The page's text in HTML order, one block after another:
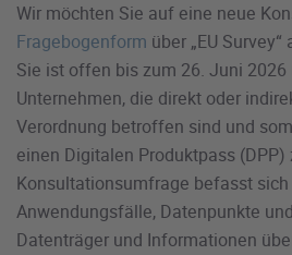
Wir möchten Sie auf eine neue
Fragebogenform über „EU
Sie ist offen bis zum 26. Juni
Unternehmen, die direkt oder
Verordnung betroffen sind und
einen Digitalen Produktpass
Konsultationsumfrage befasst
Anwendungsfälle, Datenpunkte
Datenträger und Informationen